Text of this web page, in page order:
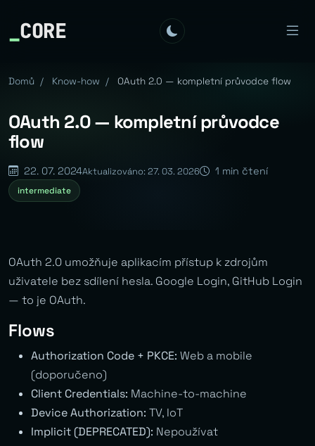
_CORE
Domů / Know-how / OAuth 2.0 — kompletní průvodce flow
OAuth 2.0 — kompletní průvodce
flow
22. 07. 2024Aktualizováno: 27. 03. 2026 1 min čtení
intermediate
OAuth 2.0 umožňuje aplikacím přístup k zdrojům
uživatele bez sdílení hesla. Google Login, GitHub Login
— to je OAuth.
Flows
Authorization Code + PKCE: Web a mobile
(doporučeno)
Client Credentials: Machine-to-machine
Device Authorization: TV, IoT
Implicit (DEPRECATED): Nepoužívat